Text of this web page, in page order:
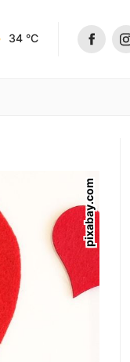
34 °C
pixabay.com